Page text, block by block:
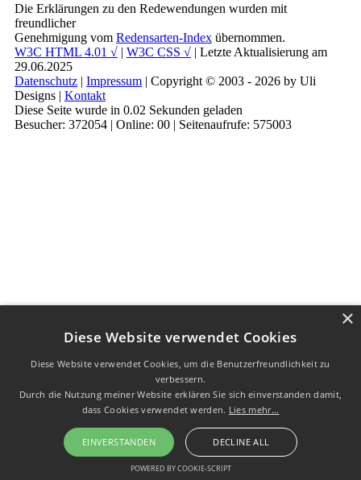
Die Erklärungen zu den Redewendungen wurden mit
freundlicher
Genehmigung vom Redensarten-Index übernommen.
W3C HTML 4.01 √ | W3C CSS √ | Letzte Aktualisierung am
29.06.2025
Datenschutz | Impressum | Copyright © 2003 - 2026 by Uli
Designs | Kontakt
Diese Seite wurde in 0.02 Sekunden geladen
Besucher: 372054 | Online: 00 | Seitenaufrufe: 575003
Diese Website verwendet Cookies
Diese Website verwendet Cookies, um die Benutzerfreundlichkeit zu
verbessern.
Durch die Nutzung meiner Website erklären Sie sich einverstanden damit,
dass Cookies verwendet werden. Lies mehr...
EINVERSTANDEN DECLINE ALL
POWERED BY COOKIE-SCRIPT
×